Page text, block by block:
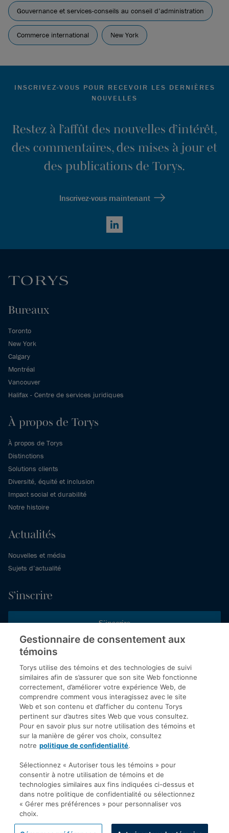
Gouvernance et services-conseils au conseil d’administration
Commerce international New York
INSCRIVEZ-VOUS POUR RECEVOIR LES DERNIÈRES
NOUVELLES
Restez à l’affût des nouvelles d’intérêt,
des commentaires, des mises à jour et
des publications de Torys.
Inscrivez-vous maintenant
LinkedIn
Bureaux
Toronto
New York
Calgary
Montréal
Vancouver
Halifax - Centre de services juridiques
À propos de Torys
À propos de Torys
Distinctions
Solutions clients
Diversité, équité et inclusion
Impact social et durabilité
Notre histoire
Actualités
Nouvelles et média
Sujets d’actualité
S’inscrire
S’inscrire
Inscrivez-vous aux publications de Torys pour recevoir nos derniers
commentaires, notre calendrier de webinaires et d’événements et
plus encore.
© 2026 Société d'avocats Torys S.E.N.C.R.L. Tous droits
réservés.
Politique de protection des renseignements personnels
Droit d’auteur
Avis de non-responsabilité
Modalités générales
Accessibilité
Gestionnaire de consentement aux
témoins
Torys utilise des témoins et des technologies de suivi
similaires afin de s’assurer que son site Web fonctionne
correctement, d’améliorer votre expérience Web, de
comprendre comment vous interagissez avec le site
Web et son contenu et d’afficher du contenu Torys
pertinent sur d’autres sites Web que vous consultez.
Pour en savoir plus sur notre utilisation des témoins et
sur la manière de gérer vos choix, consultez
notre politique de confidentialité.
Sélectionnez « Autoriser tous les témoins » pour
consentir à notre utilisation de témoins et de
technologies similaires aux fins indiquées ci-dessus et
dans notre politique de confidentialité ou sélectionnez
« Gérer mes préférences » pour personnaliser vos
choix.